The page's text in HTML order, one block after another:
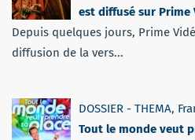
est diffusé sur Prime
Depuis quelques jours, Prime
diffusion de la vers...
DOSSIER - THEMA,
Tout le monde veut